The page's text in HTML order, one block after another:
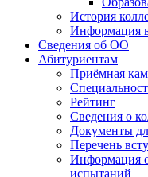
История
Информация
Сведения об ОО
Абитуриентам
Приёмная
Рейтинг
Сведения о
Документы
Перечень
Информация
испытаний